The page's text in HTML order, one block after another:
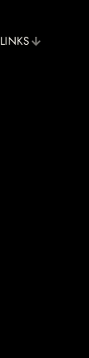
LINKS